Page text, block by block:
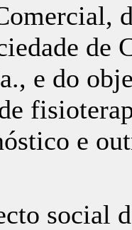
de
e do
e
social da